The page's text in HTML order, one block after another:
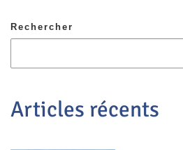
Rechercher
Articles récents